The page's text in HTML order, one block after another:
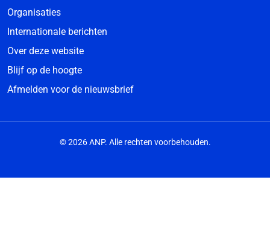
Organisaties
Internationale berichten
Over deze website
Blijf op de hoogte
Afmelden voor de nieuwsbrief
© 2026 ANP. Alle rechten voorbehouden.